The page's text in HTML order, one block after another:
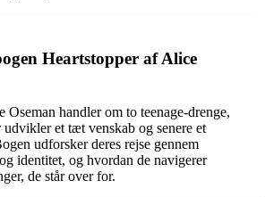
Heartstopper af Alice
Oseman handler om to teenage-drenge,
et tæt venskab og senere et
udforsker deres rejse gennem
identitet, og hvordan de navigerer
de står over for.